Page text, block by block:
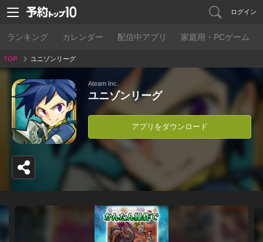
ログイン
ランキング カレンダー 配信中アプリ 家庭用・PCゲーム
TOP ユニゾンリーグ
Ateam Inc.
ユニゾンリーグ
アプリをダウンロード